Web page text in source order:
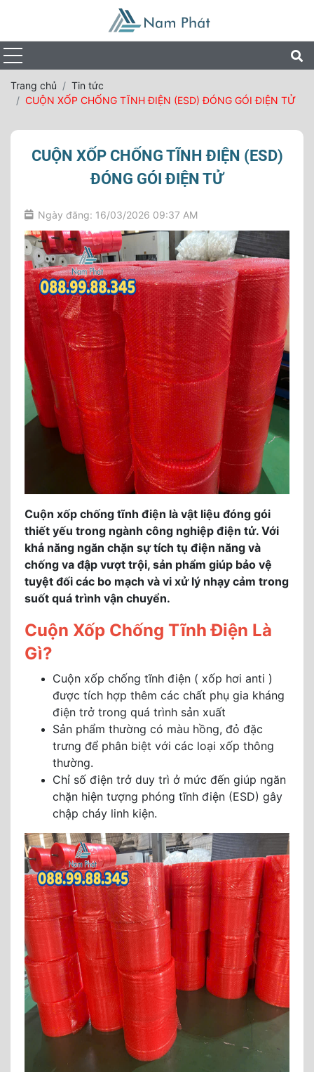
Trang chủ
Tin tức
CUỘN XỐP CHỐNG TĨNH ĐIỆN (ESD) ĐÓNG GÓI ĐIỆN TỬ
CUỘN XỐP CHỐNG TĨNH ĐIỆN (ESD)
ĐÓNG GÓI ĐIỆN TỬ
Ngày đăng: 16/03/2026 09:37 AM
Cuộn xốp chống tĩnh điện là vật liệu đóng gói
thiết yếu trong ngành công nghiệp điện tử. Với
khả năng ngăn chặn sự tích tụ điện năng và
chống va đập vượt trội, sản phẩm giúp bảo vệ
tuyệt đối các bo mạch và vi xử lý nhạy cảm trong
suốt quá trình vận chuyển.
Cuộn Xốp Chống Tĩnh Điện Là
Gì?
Cuộn xốp chống tĩnh điện ( xốp hơi anti )
được tích hợp thêm các chất phụ gia kháng
điện trở trong quá trình sản xuất
Sản phẩm thường có màu hồng, đỏ đặc
trưng để phân biệt với các loại xốp thông
thường.
Chỉ số điện trở duy trì ở mức đến giúp ngăn
chặn hiện tượng phóng tĩnh điện (ESD) gây
chập cháy linh kiện.